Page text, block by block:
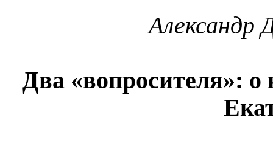
Александр
Два «вопросителя»: о